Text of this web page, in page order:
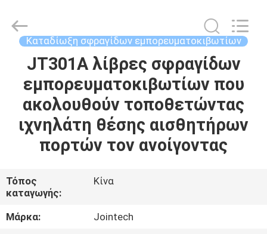
ΣΠΊΤΙ
ΠΡΟΪΌΝΤΑ
ΕΜΦΆΝΙΣΗ
ΠΕΡΊΠΟΥ
ΕΜΕΊΣ
Καταδίωξη σφραγίδων εμπορευματοκιβωτίων
JT301A λίβρες σφραγίδων
εμπορευματοκιβωτίων που
ακολουθούν τοποθετώντας
ιχνηλάτη θέσης αισθητήρων
πορτών τον ανοίγοντας
Τόπος
καταγωγής:
Κίνα
Μάρκα:
Jointech